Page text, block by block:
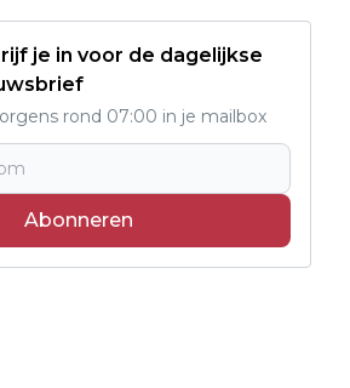
je in voor de dagelijkse
rond 07:00 in je mailbox
Abonneren